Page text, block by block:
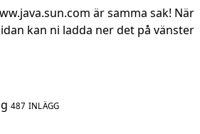
är samma sak! När
kan ni ladda ner det på vänster
487 INLÄGG